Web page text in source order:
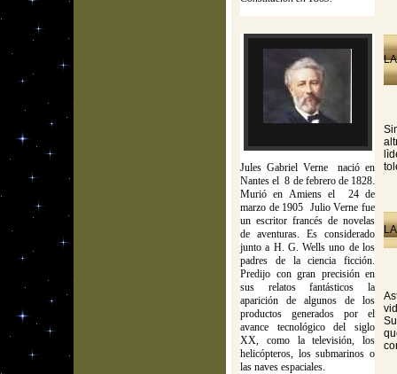
Jules Gabriel Verne nació en
Nantes el 8 de febrero de 1828.
Murió en Amiens el 24 de
marzo de 1905 Julio Verne fue
un escritor francés de novelas
de aventuras. Es considerado
junto a H. G. Wells uno de los
padres de la ciencia ficción.
Predijo con gran precisión en
sus relatos fantásticos la
aparición de algunos de los
productos generados por el
avance tecnológico del siglo
XX, como la televisión, los
helicópteros, los submarinos o
las naves espaciales.